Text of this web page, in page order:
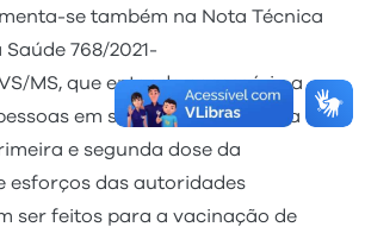
se também na Nota Técnica
768/2021-
MS, que entende necessário a
em situação de rua para
e segunda dose da
esforços das autoridades
ser feitos para a vacinação de